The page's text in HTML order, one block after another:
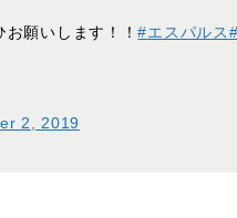
お願いします！！#エスパルス
2, 2019